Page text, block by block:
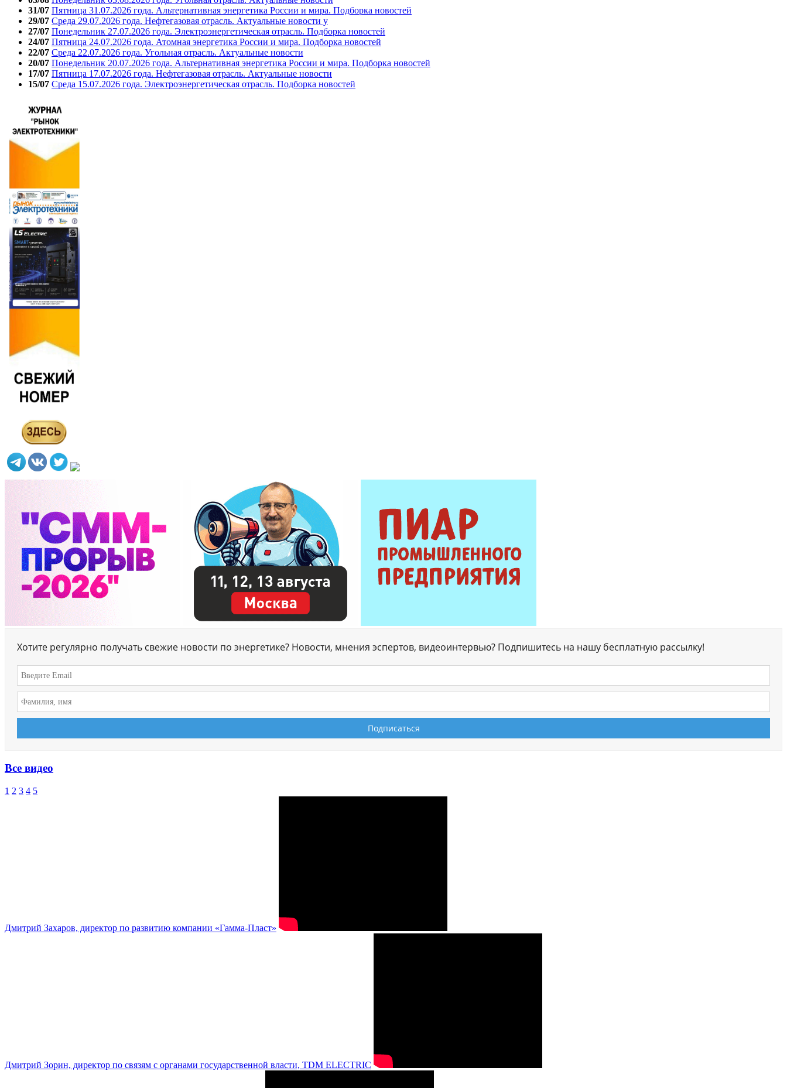
31/07 Пятница 31.07.2026 года. Альтернативная энергетика России и мира. Подборка новостей
29/07 Среда 29.07.2026 года. Нефтегазовая отрасль. Актуальные новости у
27/07 Понедельник 27.07.2026 года. Электроэнергетическая отрасль. Подборка новостей
24/07 Пятница 24.07.2026 года. Атомная энергетика России и мира. Подборка новостей
22/07 Среда 22.07.2026 года. Угольная отрасль. Актуальные новости
20/07 Понедельник 20.07.2026 года. Альтернативная энергетика России и мира. Подборка новостей
17/07 Пятница 17.07.2026 года. Нефтегазовая отрасль. Актуальные новости
15/07 Среда 15.07.2026 года. Электроэнергетическая отрасль. Подборка новостей
Хотите регулярно получать свежие новости по энергетике? Новости, мнения эспертов, видеоинтервью? Подпишитесь на нашу бесплатную рассылку!
Все видео
1 2 3 4 5
Дмитрий Захаров, директор по развитию компании «Гамма-Пласт»
Дмитрий Зорин, директор по связям с органами государственной власти, TDM ELECTRIC